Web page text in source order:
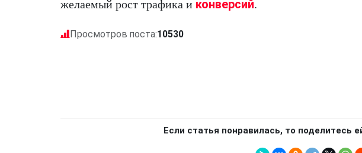
желаемый рост трафика и конверсий.
Просмотров поста:10530
Если статья понравилась, то поделитесь